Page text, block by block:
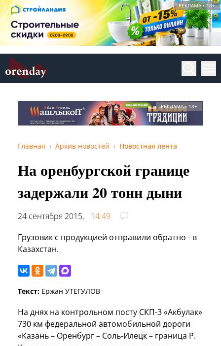
РЕКЛАМА • 18+
РЕКЛАМА • 18+
Главная Архив новостей Новостная лента
На оренбургской границе
задержали 20 тонн дыни
24 сентября 2015,
14:49
Грузовик с продукцией отправили обратно - в
Казахстан.
Текст: Ержан УТЕГУЛОВ
На днях на контрольном посту СКП-3 «Акбулак»
730 км федеральной автомобильной дороги
«Казань – Оренбург – Соль-Илецк – граница Р.